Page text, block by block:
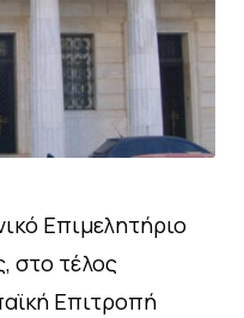
Επιμελητήριο
στο τέλος
Επιτροπή